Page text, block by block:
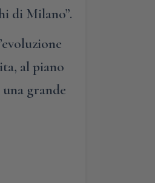
di Milano”.
al piano
grande